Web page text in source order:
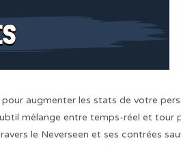
augmenter les stats de votre
mélange entre temps-réel et tour
le Neverseen et ses contrées